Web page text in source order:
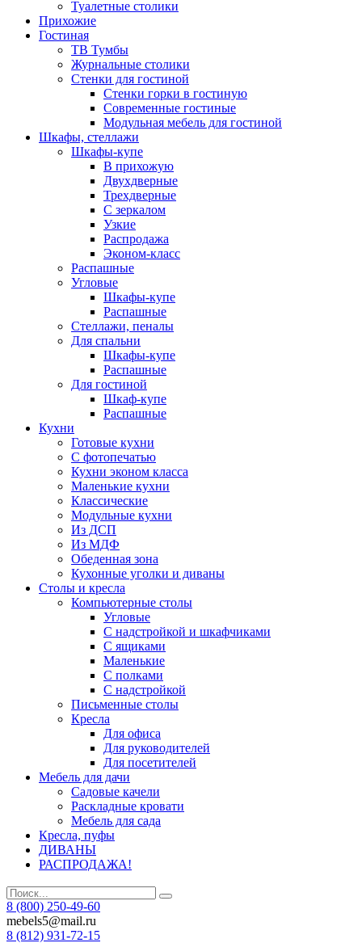
Туалетные столики
Прихожие
Гостиная
ТВ Тумбы
Журнальные столики
Стенки для гостиной
Стенки горки в гостиную
Современные гостиные
Модульная мебель для гостиной
Шкафы, стеллажи
Шкафы-купе
В прихожую
Двухдверные
Трехдверные
С зеркалом
Узкие
Распродажа
Эконом-класс
Распашные
Угловые
Шкафы-купе
Распашные
Стеллажи, пеналы
Для спальни
Шкафы-купе
Распашные
Для гостиной
Шкаф-купе
Распашные
Кухни
Готовые кухни
С фотопечатью
Кухни эконом класса
Маленькие кухни
Классические
Модульные кухни
Из ДСП
Из МДФ
Обеденная зона
Кухонные уголки и диваны
Столы и кресла
Компьютерные столы
Угловые
С надстройкой и шкафчиками
С ящиками
Маленькие
С полками
С надстройкой
Письменные столы
Кресла
Для офиса
Для руководителей
Для посетителей
Мебель для дачи
Садовые качели
Раскладные кровати
Мебель для сада
Кресла, пуфы
ДИВАНЫ
РАСПРОДАЖА!
8 (800) 250-49-60
mebels5@mail.ru
8 (812) 931-72-15